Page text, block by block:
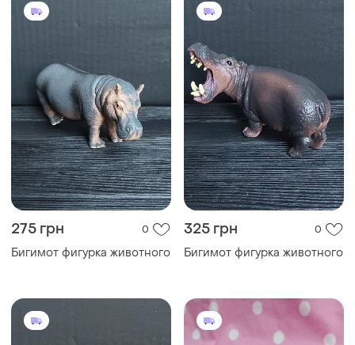
275 грн 0
Бигимот фигурка животного
325 грн 0
Бигимот фигурка животного